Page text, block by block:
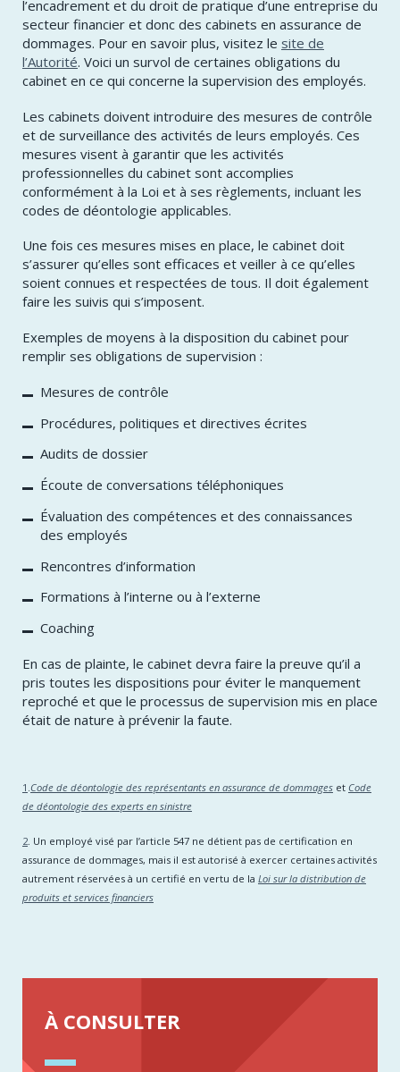
l’encadrement et du droit de pratique d’une entreprise du
secteur financier et donc des cabinets en assurance de
dommages. Pour en savoir plus, visitez le site de
l’Autorité. Voici un survol de certaines obligations du
cabinet en ce qui concerne la supervision des employés.
Les cabinets doivent introduire des mesures de contrôle
et de surveillance des activités de leurs employés. Ces
mesures visent à garantir que les activités
professionnelles du cabinet sont accomplies
conformément à la Loi et à ses règlements, incluant les
codes de déontologie applicables.
Une fois ces mesures mises en place, le cabinet doit
s’assurer qu’elles sont efficaces et veiller à ce qu’elles
soient connues et respectées de tous. Il doit également
faire les suivis qui s’imposent.
Exemples de moyens à la disposition du cabinet pour
remplir ses obligations de supervision :
Mesures de contrôle
Procédures, politiques et directives écrites
Audits de dossier
Écoute de conversations téléphoniques
Évaluation des compétences et des connaissances
des employés
Rencontres d’information
Formations à l’interne ou à l’externe
Coaching
En cas de plainte, le cabinet devra faire la preuve qu’il a
pris toutes les dispositions pour éviter le manquement
reproché et que le processus de supervision mis en place
était de nature à prévenir la faute.
1 Code de déontologie des représentants en assurance de dommages et Code
de déontologie des experts en sinistre
2. Un employé visé par l’article 547 ne détient pas de certification en
assurance de dommages, mais il est autorisé à exercer certaines activités
autrement réservées à un certifié en vertu de la Loi sur la distribution de
produits et services financiers
À CONSULTER